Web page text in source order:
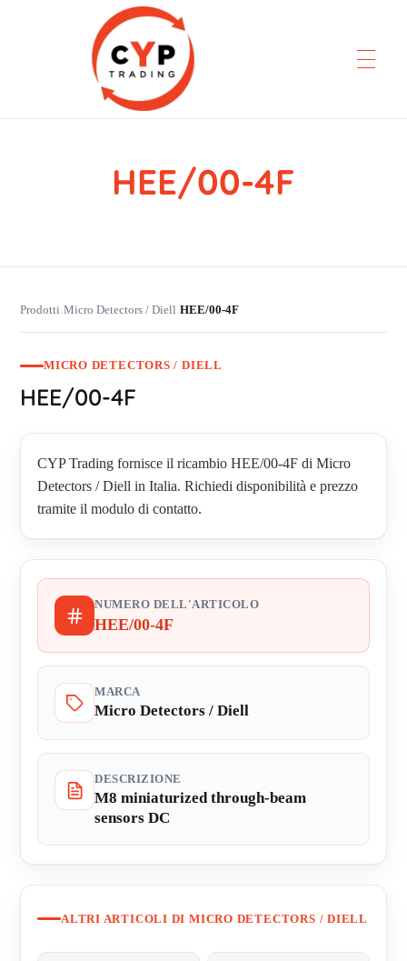
CYP Trading
HEE/00-4F
Prodotti›Micro Detectors / Diell›HEE/00-4F
MICRO DETECTORS / DIELL
HEE/00-4F
CYP Trading fornisce il ricambio HEE/00-4F di Micro
Detectors / Diell in Italia. Richiedi disponibilità e prezzo
tramite il modulo di contatto.
NUMERO DELL'ARTICOLO
HEE/00-4F
MARCA
Micro Detectors / Diell
DESCRIZIONE
M8 miniaturized through-beam
sensors DC
ALTRI ARTICOLI DI MICRO DETECTORS / DIELL